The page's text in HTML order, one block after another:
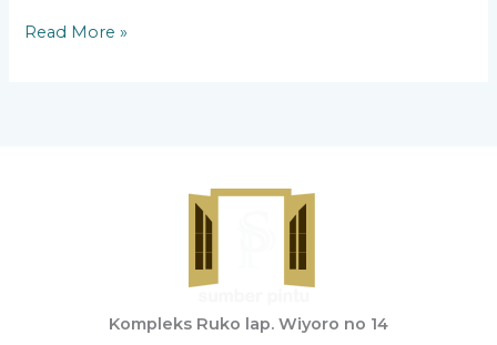
Read More »
Kompleks Ruko lap. Wiyoro no 14